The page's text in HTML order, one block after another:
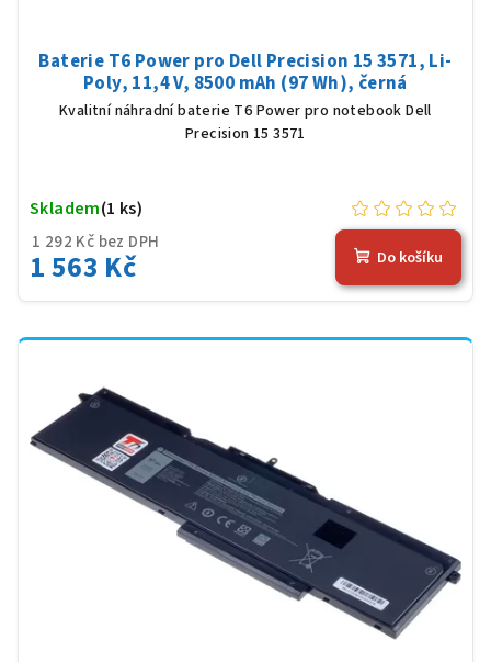
Baterie T6 Power pro Dell Precision 15 3571, Li-
Poly, 11,4 V, 8500 mAh (97 Wh), černá
Kvalitní náhradní baterie T6 Power pro notebook Dell
Precision 15 3571
1 292 Kč bez DPH
1 563 Kč
Skladem(1 ks)
Do košíku